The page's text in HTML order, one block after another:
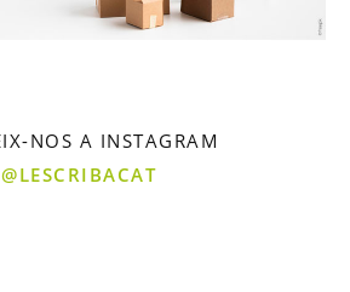
NOS A INSTAGRAM
@LESCRIBACAT